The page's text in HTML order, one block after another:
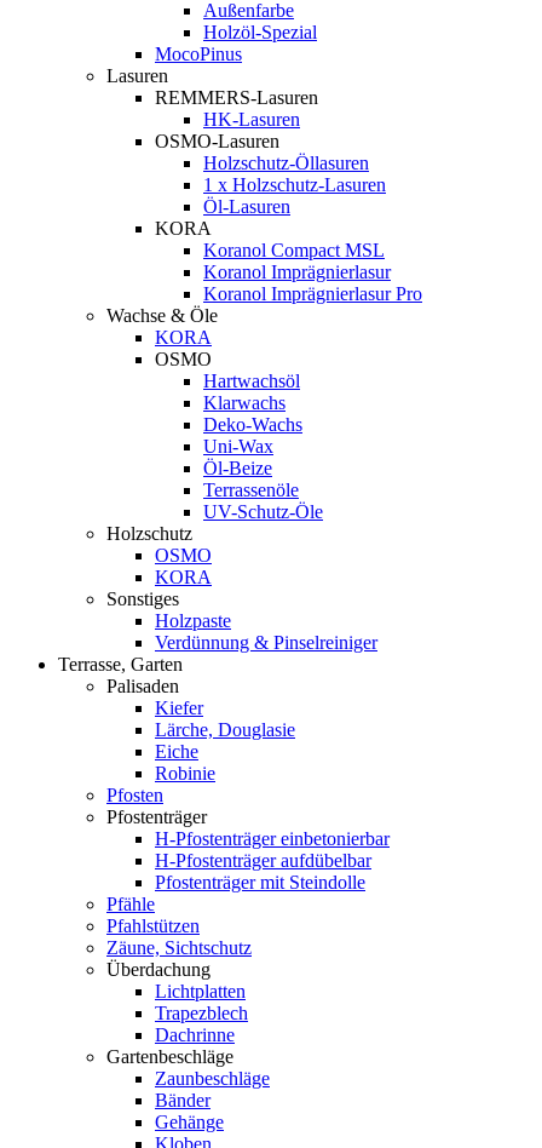
Außenfarbe
Holzöl-Spezial
MocoPinus
Lasuren
REMMERS-Lasuren
HK-Lasuren
OSMO-Lasuren
Holzschutz-Öllasuren
1 x Holzschutz-Lasuren
Öl-Lasuren
KORA
Koranol Compact MSL
Koranol Imprägnierlasur
Koranol Imprägnierlasur Pro
Wachse & Öle
KORA
OSMO
Hartwachsöl
Klarwachs
Deko-Wachs
Uni-Wax
Öl-Beize
Terrassenöle
UV-Schutz-Öle
Holzschutz
OSMO
KORA
Sonstiges
Holzpaste
Verdünnung & Pinselreiniger
Terrasse, Garten
Palisaden
Kiefer
Lärche, Douglasie
Eiche
Robinie
Pfosten
Pfostenträger
H-Pfostenträger einbetonierbar
H-Pfostenträger aufdübelbar
Pfostenträger mit Steindolle
Pfähle
Pfahlstützen
Zäune, Sichtschutz
Überdachung
Lichtplatten
Trapezblech
Dachrinne
Gartenbeschläge
Zaunbeschläge
Bänder
Gehänge
Kloben